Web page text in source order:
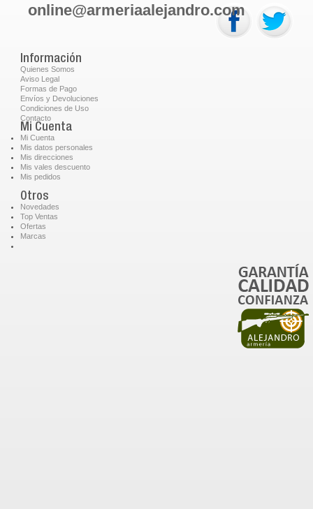
online@armeriaalejandro.com
Información
Quienes Somos
Aviso Legal
Formas de Pago
Envíos y Devoluciones
Condiciones de Uso
Contacto
Mi Cuenta
Mi Cuenta
Mis datos personales
Mis direcciones
Mis vales descuento
Mis pedidos
Otros
Novedades
Top Ventas
Ofertas
Marcas